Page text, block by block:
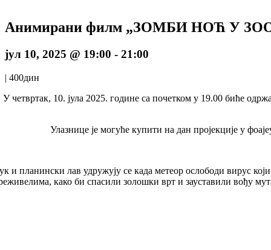
Анимирани филм „ЗОМБИ НОЋ У
јул 10, 2025 @ 19:00 - 21:00
| 400дин
У четвртак, 10. јула 2025. године са почетком у 19.00 биће
Улазнице је могуће купити на дан пројекције у
и планински лав удружују се када метеор ослободи вирус
како би спасили золошки врт и зауставили вођу